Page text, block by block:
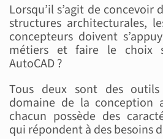
Lorsqu’il s’agit de concevoir
structures architecturales,
concepteurs doivent
métiers et faire le choix
AutoCAD ?
Tous deux sont des
domaine de la conception
chacun possède des
qui répondent à des besoins